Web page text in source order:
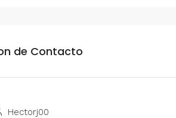
de Contacto
Hectorj00